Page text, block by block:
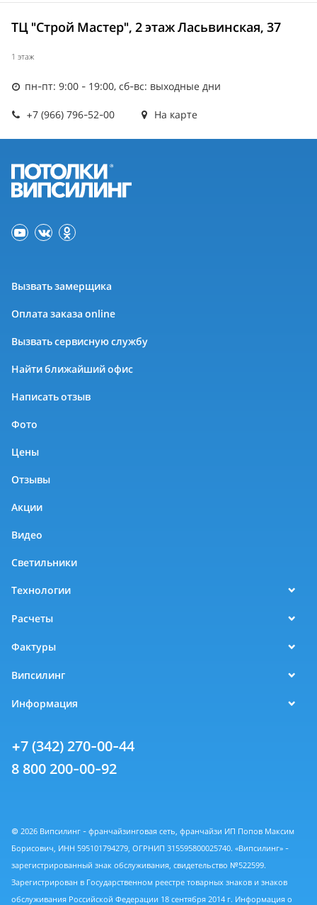
ТЦ "Строй Мастер", 2 этаж Ласьвинская, 37
1 этаж
пн-пт: 9:00 - 19:00, сб-вс: выходные дни
+7 (966) 796-52-00 На карте
Вызвать замерщика
Оплата заказа online
Вызвать сервисную службу
Найти ближайший офис
Написать отзыв
Фото
Цены
Отзывы
Акции
Видео
Светильники
Технологии
Расчеты
Фактуры
Випсилинг
Информация
+7 (342) 270-00-44
8 800 200-00-92
© 2026 Випсилинг - франчайзинговая сеть, франчайзи ИП Попов Максим
Борисович, ИНН 595101794279, ОГРНИП 315595800025740. «Випсилинг» -
зарегистрированный знак обслуживания, свидетельство №522599.
Зарегистрирован в Государственном реестре товарных знаков и знаков
обслуживания Российской Федерации 18 сентября 2014 г. Информация о